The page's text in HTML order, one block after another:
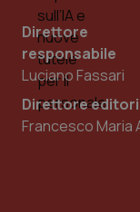
Direttore
responsabile
Luciano Fassari
Direttore
Francesco Maria
PHPSESSID